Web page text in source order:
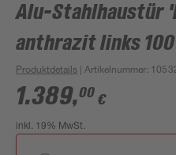
Alu-Stahlhaustür
anthrazit links 100
Produktdetails | Artikelnummer:
1.389,00 €
inkl. 19% MwSt.